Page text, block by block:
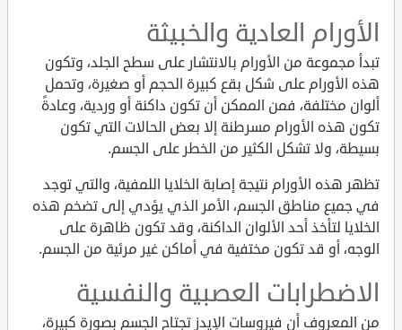
الأورام العادية والخبيثة
تبدأ مجموعة من الأورام بالانتشار على سطح الجلد، وتكون
هذه الأورام على شكل بقع كبيرة الحجم أو صغيرة، وتحمل
ألوان مختلفة، فمن الممكن أن تكون داكنة أو وردية، وعادةً
تكون هذه الأورام مسرطنة إلا بعض الحالات التي تكون
بسيطة، ولا تشكل الكثير من الخطر على الجسم.
تظهر هذه الأورام نتيجة إصابة الخلايا اللمفية، والتي توجد
في جميع مناطق الجسم، الأمر الذي يؤدي إلى تضخم هذه
الخلايا لتأخذ أحد الألوان الداكنة، وقد تكون ظاهرة على
الوجه، أو قد تكون مختفية في أماكن غير مرئية من الجسم.
الاضطرابات العصبية والنفسية
من المعروف أن فيروسات الإيدز تجتاح الجسم بصورة كبيرة،